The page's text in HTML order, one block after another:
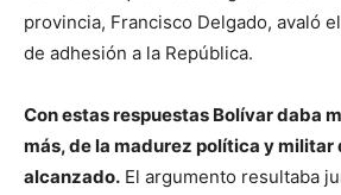
provincia, Francisco Delgado, avaló
de adhesión a la República.
Con estas respuestas Bolívar daba
más, de la madurez política y militar
alcanzado. El argumento resultaba